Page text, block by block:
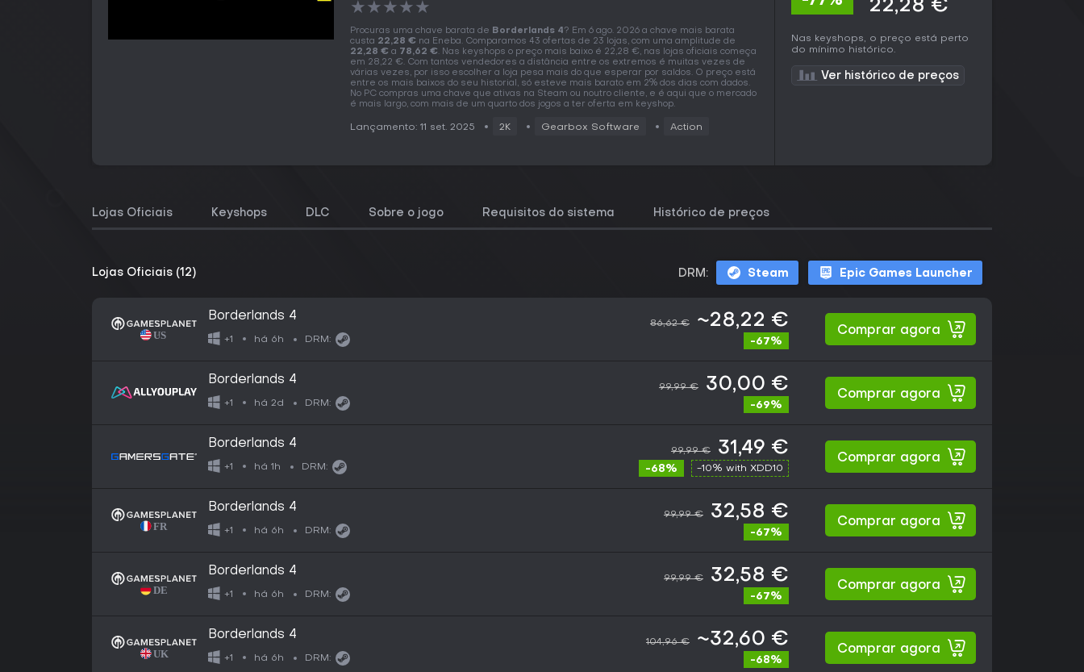
★★★★★
Procuras uma chave barata de Borderlands 4? Em 6 ago. 2026 a chave mais barata
custa 22,28 € na Eneba. Comparamos 43 ofertas de 23 lojas, com uma amplitude de
22,28 € a 78,62 €. Nas keyshops o preço mais baixo é 22,28 €, nas lojas oficiais começa
em 28,22 €. Com tantos vendedores a distância entre os extremos é muitas vezes de
várias vezes, por isso escolher a loja pesa mais do que esperar por saldos. O preço está
entre os mais baixos do seu historial, só esteve mais barato em 2% dos dias com dados.
No PC compras uma chave que ativas na Steam ou noutro cliente, e é aqui que o mercado
é mais largo, com mais de um quarto dos jogos a ter oferta em keyshop.
Lançamento: 11 set. 2025 2K Gearbox Software Action
22,28 €
Nas keyshops, o preço está perto
do mínimo histórico.
Ver histórico de preços
Lojas Oficiais Keyshops DLC Sobre o jogo Requisitos do sistema Histórico de preços
Lojas Oficiais (12) DRM: Steam Epic Games Launcher
Borderlands 4
+1 há 6h DRM:
86,62 € ~28,22 €
-67%
Comprar agora
Borderlands 4
+1 há 2d DRM:
99,99 € 30,00 €
-69%
Comprar agora
Borderlands 4
+1 há 1h DRM:
99,99 € 31,49 €
-68% -10% with XDD10
Comprar agora
Borderlands 4
+1 há 6h DRM:
99,99 € 32,58 €
-67%
Comprar agora
Borderlands 4
+1 há 6h DRM:
99,99 € 32,58 €
-67%
Comprar agora
Borderlands 4
+1 há 6h DRM:
104,96 € ~32,60 €
-68%
Comprar agora